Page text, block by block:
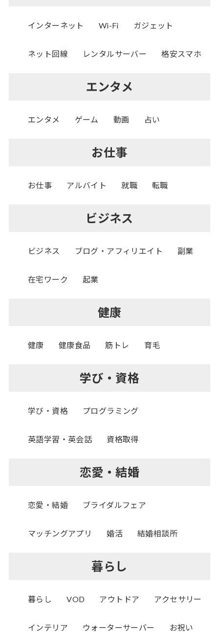
インターネット Wi-Fi ガジェット
ネット回線 レンタルサーバー 格安スマホ
エンタメ
エンタメ ゲーム 動画 占い
お仕事
お仕事 アルバイト 就職 転職
ビジネス
ビジネス ブログ・アフィリエイト 副業
在宅ワーク 起業
健康
健康 健康食品 筋トレ 育毛
学び・資格
学び・資格 プログラミング
英語学習・英会話 資格取得
恋愛・結婚
恋愛・結婚 ブライダルフェア
マッチングアプリ 婚活 結婚相談所
暮らし
暮らし VOD アウトドア アクセサリー
インテリア ウォーターサーバー お祝い